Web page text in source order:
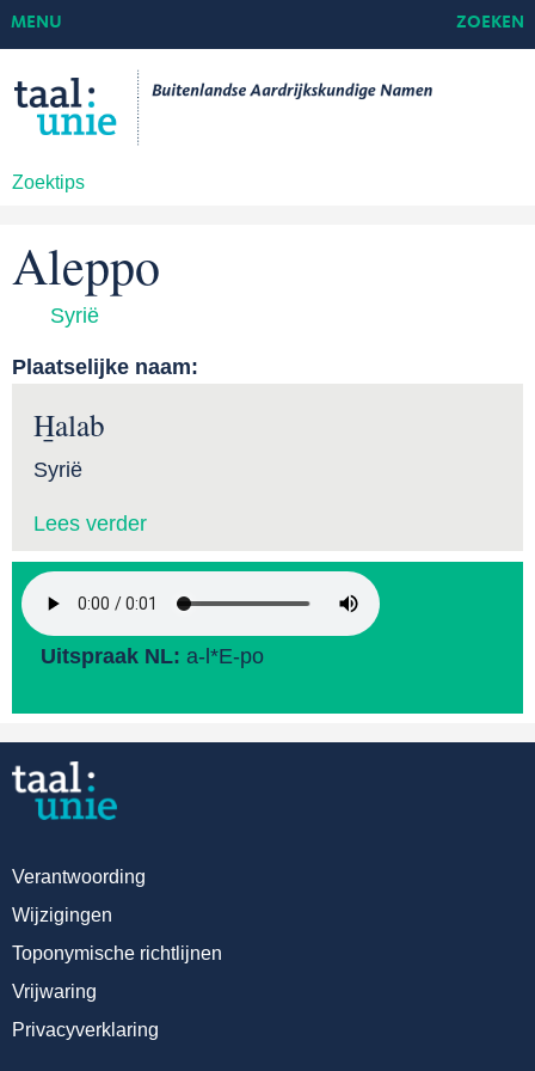
Zoektips
MENU ZOEKEN
Aleppo
Syrië
Plaatselijke naam:
H̱alab
Syrië
Lees verder
Uitspraak NL: a-l*E-po
Verantwoording
Wijzigingen
Toponymische richtlijnen
Vrijwaring
Privacyverklaring